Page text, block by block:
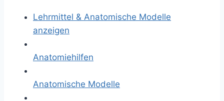
Lehrmittel & Anatomische Modelle
anzeigen
Anatomiehilfen
Anatomische Modelle